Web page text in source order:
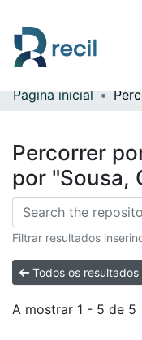
Comunidades &
Página inicial
Percorrer
por "Sousa,
Filtrar resultados
Todos os resultados
A mostrar 1 - 5 de 5